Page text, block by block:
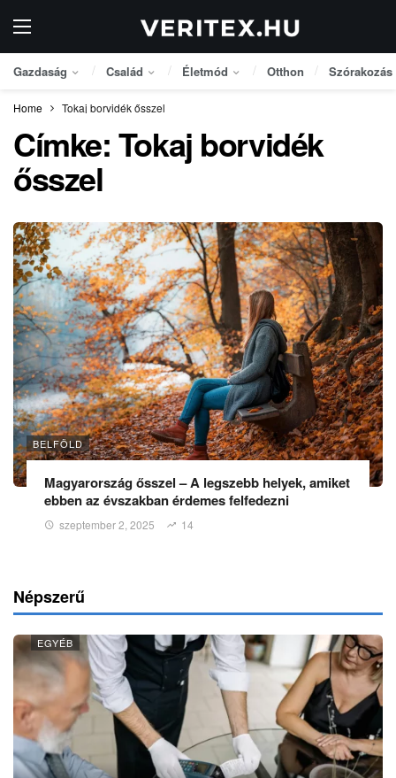
Gazdaság Család Életmód Otthon Szórakozás
Home Tokaj borvidék ősszel
Címke:Tokaj borvidék
ősszel
BELFÖLD
Magyarország ősszel – A legszebb helyek, amiket
ebben az évszakban érdemes felfedezni
szeptember 2, 2025 14
Népszerű
EGYÉB